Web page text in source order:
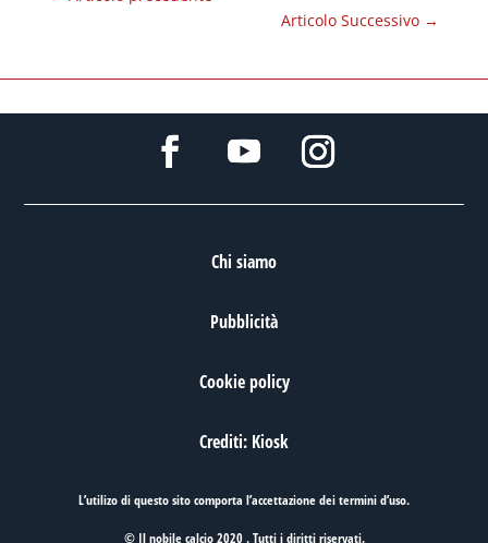
Articolo Successivo →
Chi siamo
Pubblicità
Cookie policy
Crediti: Kiosk
L’utilizo di questo sito comporta l’accettazione deitermini d’uso.
© Il nobile calcio 2020 . Tutti i diritti riservati.